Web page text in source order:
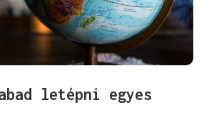
letépni egyes